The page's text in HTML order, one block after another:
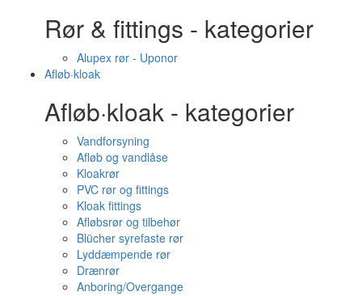
Rør & fittings - kategorier
Alupex rør - Uponor
Afløb·kloak
Afløb·kloak - kategorier
Vandforsyning
Afløb og vandlåse
Kloakrør
PVC rør og fittings
Kloak fittings
Afløbsrør og tilbehør
Blücher syrefaste rør
Lyddæmpende rør
Drænrør
Anboring/Overgange